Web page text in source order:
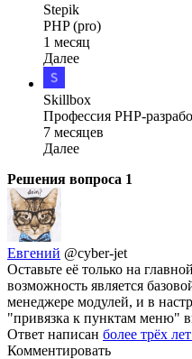
Stepik
PHP (pro)
1 месяц
Далее
Skillbox
Профессия PHP-
7 месяцев
Далее
Решения вопроса 1
Евгений @cyber-jet
Оставьте её только на
возможность является
менеджере модулей, и в
"привязка к пунктам меню"
Ответ написан более трёх
Комментировать